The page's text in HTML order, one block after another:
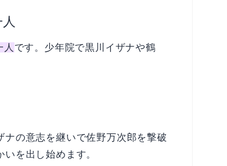
です。少年院で黒川イザナや鶴
の意志を継いで佐野万次郎を撃破
いを出し始めます。